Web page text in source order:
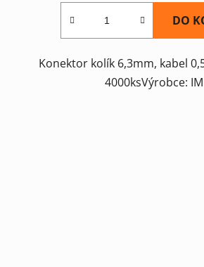
DO
Konektor kolík 6,3mm, kabel
4000ksVýrobce: